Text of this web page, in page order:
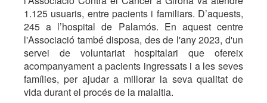
1.125 usuaris, entre pacients i familiars. D’aquests,
245 a l’hospital de Palamós. En aquest centre
l'Associació també disposa, des de l'any 2023, d'un
servei de voluntariat hospitalari que ofereix
acompanyament a pacients ingressats i a les seves
famílies, per ajudar a millorar la seva qualitat de
vida durant el procés de la malaltia.